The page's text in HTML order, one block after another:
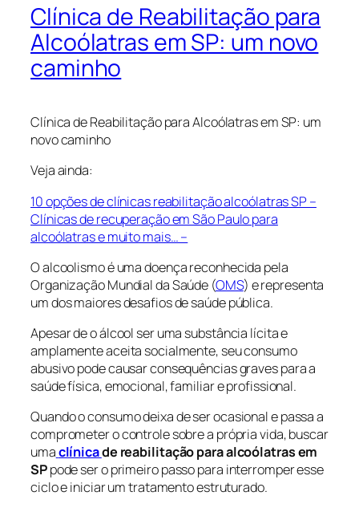
Clínica de Reabilitação para
Alcoólatras em SP: um novo
caminho
Clínica de Reabilitação para Alcoólatras em SP: um
novo caminho
Veja ainda:
10 opções de clínicas reabilitação alcoólatras SP –
Clínicas de recuperação em São Paulo para
alcoólatras e muito mais… –
O alcoolismo é uma doença reconhecida pela
Organização Mundial da Saúde (OMS) e representa
um dos maiores desafios de saúde pública.
Apesar de o álcool ser uma substância lícita e
amplamente aceita socialmente, seu consumo
abusivo pode causar consequências graves para a
saúde física, emocional, familiar e profissional.
Quando o consumo deixa de ser ocasional e passa a
comprometer o controle sobre a própria vida, buscar
umaclínicade reabilitação para alcoólatras em
SPpode ser o primeiro passo para interromper esse
ciclo e iniciar um tratamento estruturado.